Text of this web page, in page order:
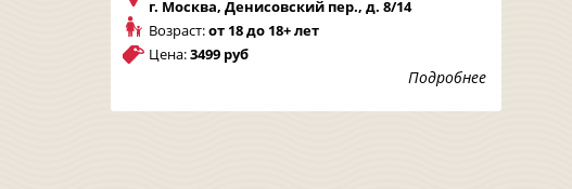
г. Москва, Денисовский пер., д. 8/14
Возраст:от 18 до 18+ лет
Цена:3499 руб
Подробнее